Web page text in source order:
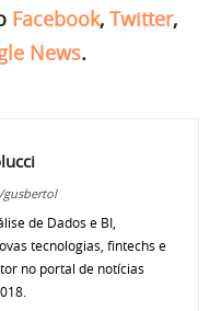
Facebook, Twitter,
News.
de Dados e BI,
tecnologias, fintechs e
no portal de notícias